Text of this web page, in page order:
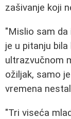
zašivanje koji
"Mislio sam da
je u pitanju
ultrazvučnom
ožiljak, samo
vremena
"Tri viseća